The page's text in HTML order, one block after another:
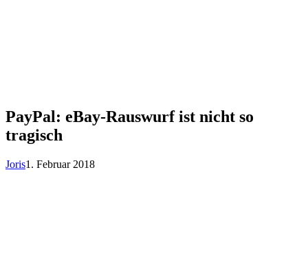
PayPal: eBay-Rauswurf ist nicht so
tragisch
Joris1. Februar 2018